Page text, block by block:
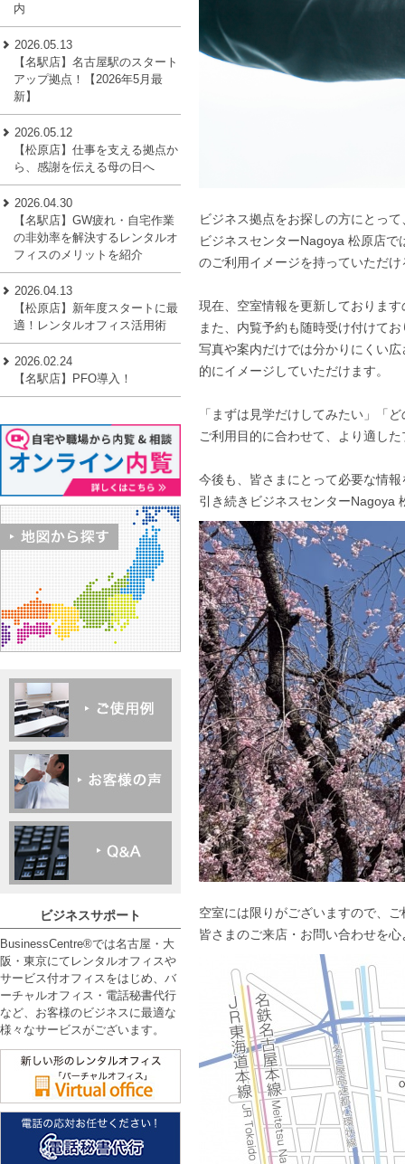
ビジネス拠点をお探しの方にとっ
ビジネスセンターNagoya 松原店
のご利用イメージを持っていただ
現在、空室情報を更新しておりま
また、内覧予約も随時受け付けて
写真や案内だけでは分かりにくい
的にイメージしていただけます。
「まずは見学だけしてみたい」「
ご利用目的に合わせて、より適し
今後も、皆さまにとって必要な情
引き続きビジネスセンターNagoya
空室には限りがございますので、
皆さまのご来店・お問い合わせを
内
2026.05.13
【名駅店】名古屋駅のスタート
アップ拠点！【2026年5月最
新】
2026.05.12
【松原店】仕事を支える拠点か
ら、感謝を伝える母の日へ
2026.04.30
【名駅店】GW疲れ・自宅作業
の非効率を解決するレンタルオ
フィスのメリットを紹介
2026.04.13
【松原店】新年度スタートに最
適！レンタルオフィス活用術
2026.02.24
【名駅店】PFO導入！
ビジネスサポート
BusinessCentre®では名古屋・大
阪・東京にてレンタルオフィスや
サービス付オフィスをはじめ、バ
ーチャルオフィス・電話秘書代行
など、お客様のビジネスに最適な
様々なサービスがございます。